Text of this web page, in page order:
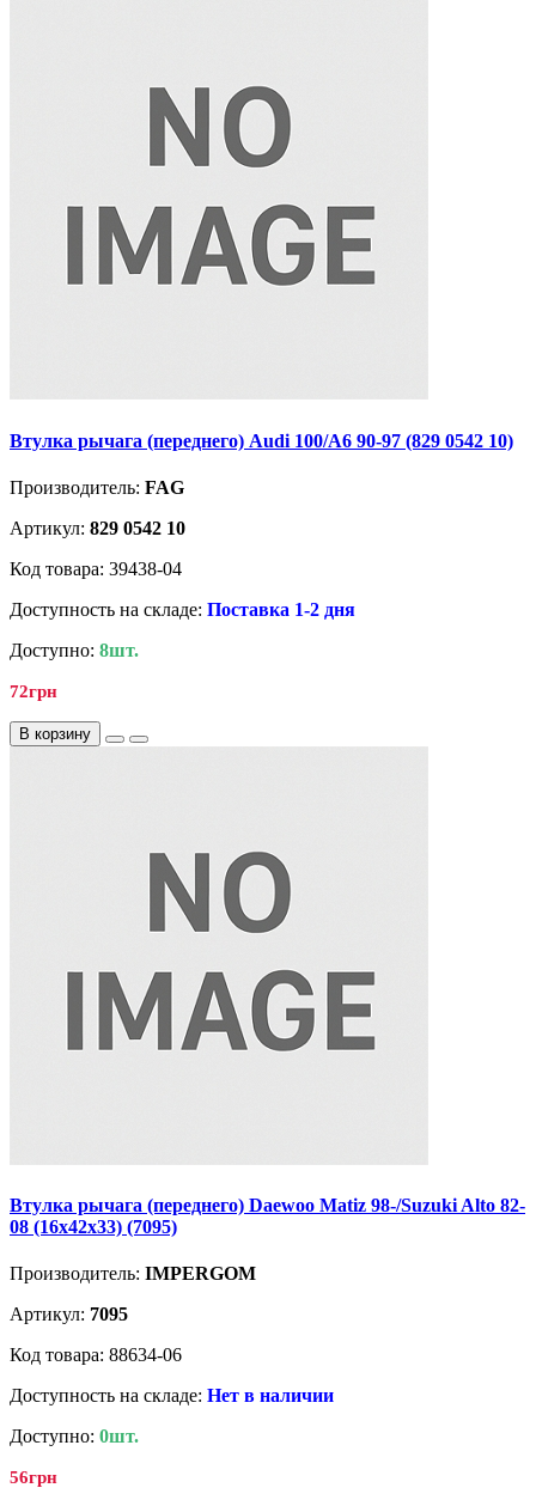
Втулка рычага (переднего) Audi 100/A6 90-97 (829 0542 10)
Производитель: FAG
Артикул: 829 0542 10
Код товара: 39438-04
Доступность на складе: Поставка 1-2 дня
Доступно: 8шт.
72грн
В корзину
Втулка рычага (переднего) Daewoo Matiz 98-/Suzuki Alto 82-
08 (16x42x33) (7095)
Производитель: IMPERGOM
Артикул: 7095
Код товара: 88634-06
Доступность на складе: Нет в наличии
Доступно: 0шт.
56грн